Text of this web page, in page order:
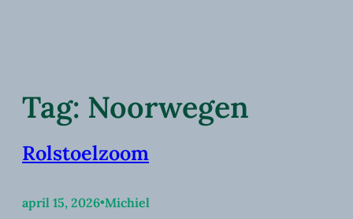
Tag: Noorwegen
Rolstoelzoom
april 15, 2026•Michiel